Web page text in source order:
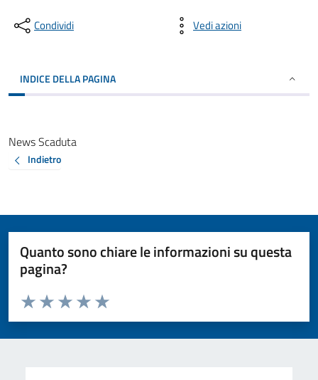
Condividi Vedi azioni
INDICE DELLA PAGINA
News Scaduta
Indietro
Quanto sono chiare le informazioni su questa
pagina?
Valuta da 1 a 5 stelle la pagina
Valuta 5 stelle su 5
Valuta 4 stelle su 5
Valuta 3 stelle su 5
Valuta 2 stelle su 5
Valuta 1 stelle su 5